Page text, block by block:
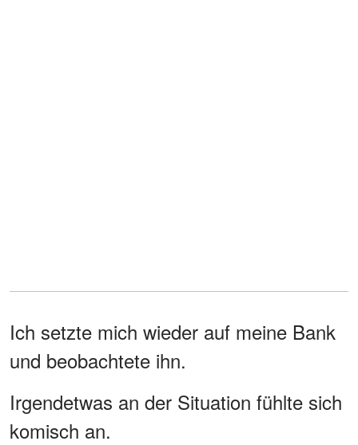
Ich setzte mich wieder auf meine Bank
und beobachtete ihn.
Irgendetwas an der Situation fühlte sich
komisch an.